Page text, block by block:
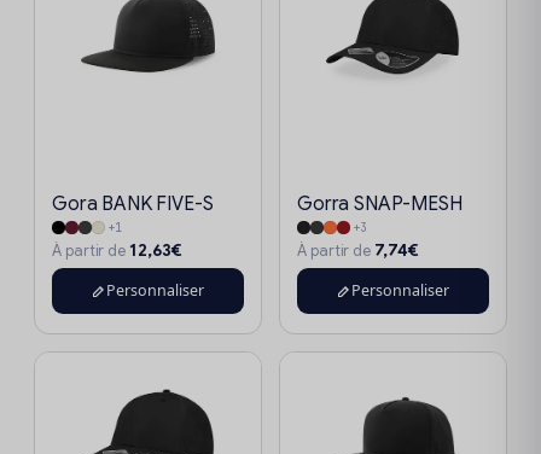
Gora BANK FIVE-S
+1
À partir de 12,63€
Personnaliser
Gorra SNAP-MESH
+3
À partir de 7,74€
Personnaliser